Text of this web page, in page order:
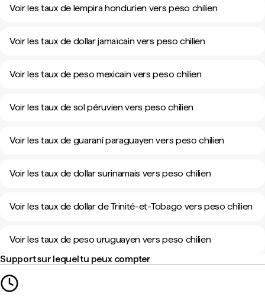
Voir les taux de lempira hondurien vers peso chilien
Voir les taux de dollar jamaïcain vers peso chilien
Voir les taux de peso mexicain vers peso chilien
Voir les taux de sol péruvien vers peso chilien
Voir les taux de guaraní paraguayen vers peso chilien
Voir les taux de dollar surinamais vers peso chilien
Voir les taux de dollar de Trinité-et-Tobago vers peso chilien
Voir les taux de peso uruguayen vers peso chilien
Support sur lequel tu peux compter